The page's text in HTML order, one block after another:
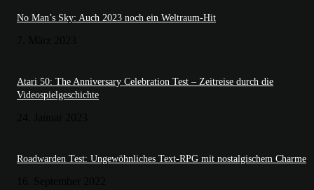
No Man’s Sky: Auch 2023 noch ein Weltraum-Hit
Atari 50: The Anniversary Celebration Test – Zeitreise durch die
Videospielgeschichte
Roadwarden Test: Ungewöhnliches Text-RPG mit nostalgischem Charme